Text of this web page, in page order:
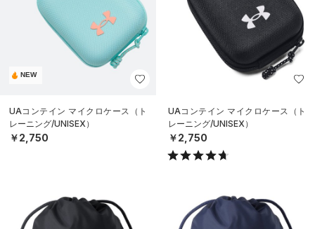
NEW
UAコンテイン マイクロケース（ト
レーニング/UNISEX）
￥2,750
UAコンテイン マイクロケース（ト
レーニング/UNISEX）
￥2,750